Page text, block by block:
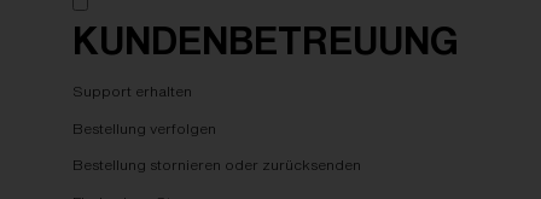
KUNDENBETREUUNG
Support erhalten
Bestellung verfolgen
Bestellung stornieren oder zurücksenden